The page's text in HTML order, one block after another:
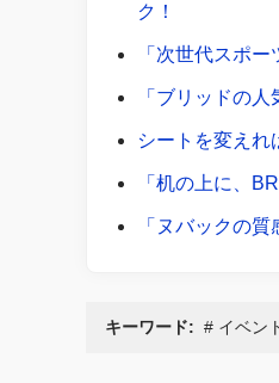
ク！
「次世代スポ
「ブリッドの
シートを変えれ
「机の上に、
「ヌバックの
キーワード: イベン